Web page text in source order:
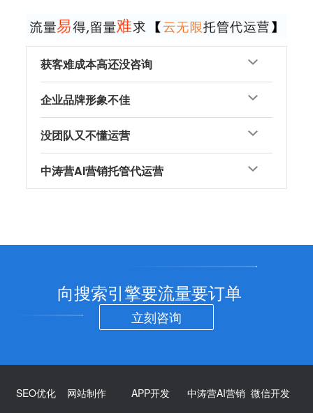
获客难成本高还没咨询
企业品牌形象不佳
没团队又不懂运营
中涛营AI营销托管代运营
向搜索引擎要流量要订单
立刻咨询
SEO优化 网站制作 APP开发 中涛营AI营销 微信开发